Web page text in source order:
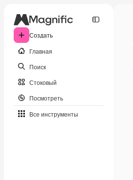
Создать
Главная
Поиск
Стоковый
Посмотреть
Все инструменты